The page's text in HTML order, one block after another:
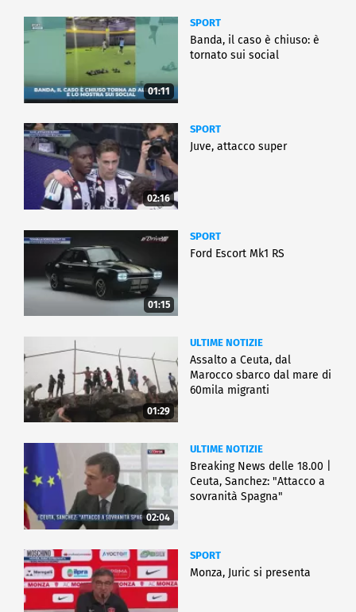
01:11
SPORT
Banda, il caso è chiuso: è
tornato sui social
02:16
SPORT
Juve, attacco super
01:15
SPORT
Ford Escort Mk1 RS
01:29
ULTIME NOTIZIE
Assalto a Ceuta, dal
Marocco sbarco dal mare di
60mila migranti
02:04
ULTIME NOTIZIE
Breaking News delle 18.00 |
Ceuta, Sanchez: "Attacco a
sovranità Spagna"
SPORT
Monza, Juric si presenta